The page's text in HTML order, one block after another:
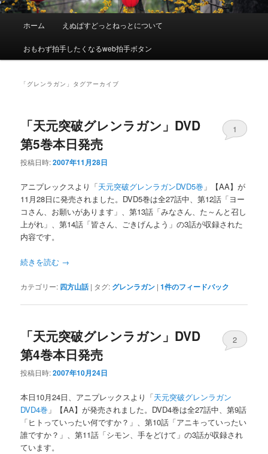
メ
ホーム えぬぱすどっとねっとについて
おもわず拍手したくなるweb拍手ボタン
「 グレンラガン 」タグアーカイブ
「天元突破グレンラガン」DVD
第5巻本日発売
投稿日時:2007年11月28日
1
アニプレックスより「天元突破グレンラガンDVD5巻 」【AA】が
11月28日に発売されました。DVD5巻は全27話中、第12話「ヨー
コさん、お願いがあります」、第13話「みなさん、た～んと召し
上がれ」、第14話「皆さん、ごきげんよう」の3話が収録された
内容です。
続きを読む →
カテゴリー: 四方山話 | タグ: グレンラガン |1件のフィードバック
「天元突破グレンラガン」DVD
第4巻本日発売
投稿日時:2007年10月24日
2
本日10月24日、アニプレックスより「天元突破グレンラガン
DVD4巻 」【AA】が発売されました。DVD4巻は全27話中、第9話
「ヒトっていったい何ですか？」、第10話「アニキっていったい
誰ですか？」、第11話「シモン、手をどけて」の3話が収録され
ています。